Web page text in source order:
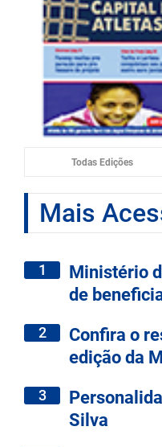
Todas Edições
Mais
1
Ministério
de
2
Confira o
edição da
3
Silva